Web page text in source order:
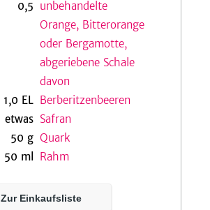
0,5 unbehandelte
Orange, Bitterorange
oder Bergamotte,
abgeriebene Schale
davon
1,0 EL Berberitzenbeeren
etwas Safran
50 g Quark
50 ml Rahm
Zur Einkaufsliste